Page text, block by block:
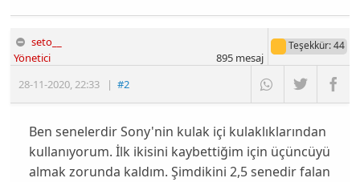
seto__
28-11-2020,22:33 |#2
Yönetici
Teşekkür: 44
895mesaj
Ben senelerdir Sony'nin kulak içi kulaklıklarından
kullanıyorum. İlk ikisini kaybettiğim için üçüncüyü
almak zorunda kaldım. Şimdikini 2,5 senedir falan